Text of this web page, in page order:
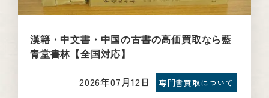
漢籍・中文書・中国の古書の高価買取なら藍
青堂書林【全国対応】
2026年07月12日 専門書買取について